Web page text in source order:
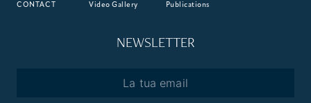
CONTACT
Video Gallery
Publications
NEWSLETTER